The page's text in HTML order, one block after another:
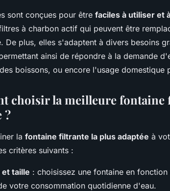
sont conçues pour être faciles à utiliser et
à charbon actif qui peuvent être
De plus, elles s'adaptent à divers besoins
ainsi de répondre à la demande
boissons, ou encore l'usage domestique
choisir la meilleure
?
la fontaine filtrante la plus adaptée à
critères suivants :
et taille : choisissez une fontaine en
votre consommation quotidienne d'eau.